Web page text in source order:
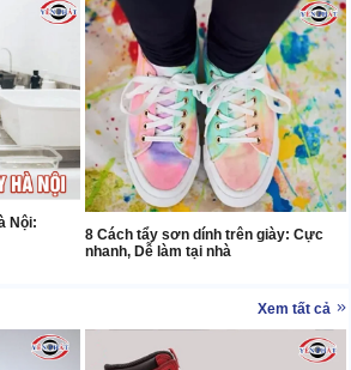
Nội:
8 Cách tẩy sơn dính trên giày: Cực
nhanh, Dễ làm tại nhà
Xem tất cả